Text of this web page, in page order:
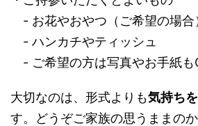
- お花やおやつ（ご希望の場合
- ハンカチやティッシュ
- ご希望の方は写真やお手紙も
大切なのは、形式よりも気持ち
す。どうぞご家族の思うままの